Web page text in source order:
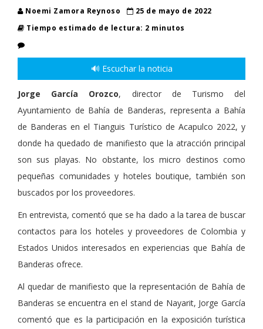
Noemi Zamora Reynoso
25 de mayo de 2022
Tiempo estimado de lectura: 2 minutos
🔊 Escuchar la noticia
Jorge García Orozco, director de Turismo del
Ayuntamiento de Bahía de Banderas, representa a Bahía
de Banderas en el Tianguis Turístico de Acapulco 2022, y
donde ha quedado de manifiesto que la atracción principal
son sus playas. No obstante, los micro destinos como
pequeñas comunidades y hoteles boutique, también son
buscados por los proveedores.
En entrevista, comentó que se ha dado a la tarea de buscar
contactos para los hoteles y proveedores de Colombia y
Estados Unidos interesados en experiencias que Bahía de
Banderas ofrece.
Al quedar de manifiesto que la representación de Bahía de
Banderas se encuentra en el stand de Nayarit, Jorge García
comentó que es la participación en la exposición turística